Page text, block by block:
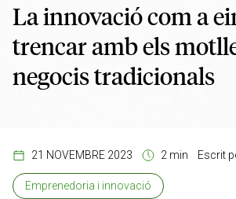
La innovació com a
trencar amb els
negocis tradicionals
21 NOVEMBRE 2023 2 min Escrit
Emprenedoria i innovació